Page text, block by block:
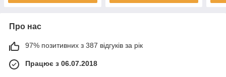
Про нас
97% позитивних з 387 відгуків за рік
Працює з 06.07.2018